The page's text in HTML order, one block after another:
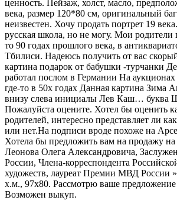
ценность. Пейзаж, холст, масло,
века, размер 120*80 см, оригинальный
неизвестен. Хочу продать портрет 19
русская школа, но не могу. Мои родители
то 90 годах прошлого века, в
Тбилиси. Надеюсь получить от вас
картина подарок от бабушки -турчанки
работал послом в Германии На
где-то в 50х годах Данная картина Зима
внизу слева инициалы Лев Каш… буква
Пожалуйста оцените. Хотел бы оценить
родителей, интересно представляет ли
или нет.На подписи вроде похоже на
Хотела бы предложить вам на продажу
Леонова Олега Александровича,
России, Члена-корреспондента
художеств, лауреат Премии МВД России
х.м., 97х80. Рассмотрю ваше
Возможен выкуп.